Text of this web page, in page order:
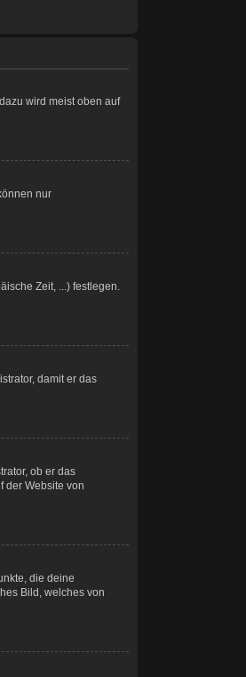
wird meist oben auf
nur
Zeit, ...) festlegen.
damit er das
ob er das
der Website von
die deine
Bild, welches von